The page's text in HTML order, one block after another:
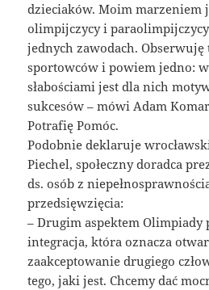
dzieciaków. Moim marzeniem
olimpijczycy i
jednych zawodach. Obserwuję
sportowców i powiem jedno:
słabościami jest dla nich
sukcesów – mówi Adam
Potrafię Pomóc.
Podobnie deklaruje
Piechel, społeczny doradca
ds. osób z
przedsięwzięcia:
– Drugim aspektem Olimpiady
integracja, która oznacza
zaakceptowanie drugiego
tego, jaki jest. Chcemy dać